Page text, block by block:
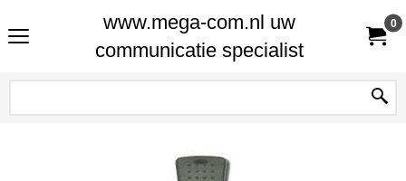
www.mega-com.nl uw
communicatie specialist
0